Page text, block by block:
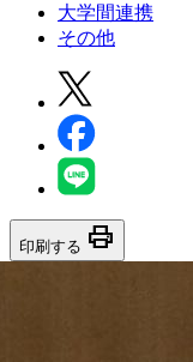
大学間連携
その他
印刷する print